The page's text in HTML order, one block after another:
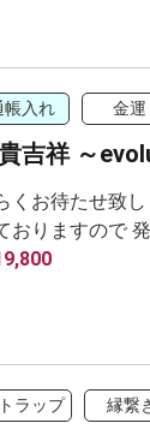
帳入れ 金運
吉祥 ～
くお待たせ致
おりますので
ラップ 縁繋